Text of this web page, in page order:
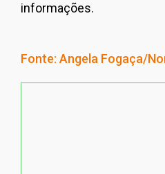
informações.
Fonte: Angela Fogaça/